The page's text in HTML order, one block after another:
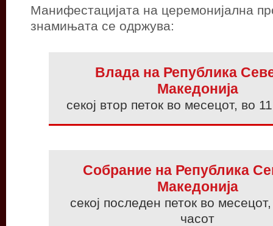
Манифестацијата на церемонијална
знамињата се одржува:
Влада на Република
Македонија
секој втор петок во месецот, во
Собрание на Република
Македонија
секој последен петок во
часот